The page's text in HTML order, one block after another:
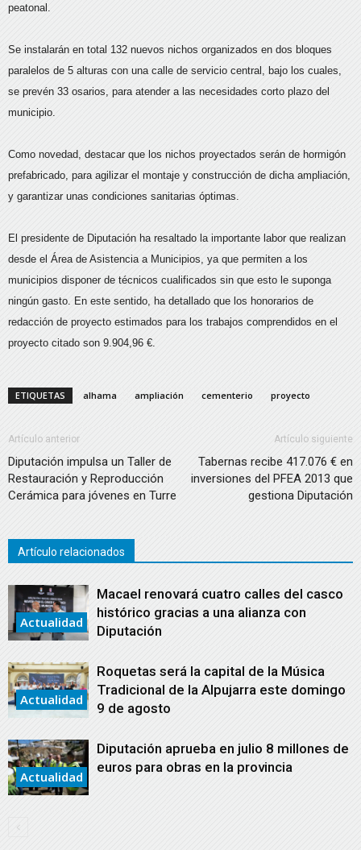
peatonal.
Se instalarán en total 132 nuevos nichos organizados en dos bloques
paralelos de 5 alturas con una calle de servicio central, bajo los cuales,
se prevén 33 osarios, para atender a las necesidades corto plazo del
municipio.
Como novedad, destacar que los nichos proyectados serán de hormigón
prefabricado, para agilizar el montaje y construcción de dicha ampliación,
y garantizar unas condiciones sanitarias óptimas.
El presidente de Diputación ha resaltado la importante labor que realizan
desde el Área de Asistencia a Municipios, ya que permiten a los
municipios disponer de técnicos cualificados sin que esto le suponga
ningún gasto. En este sentido, ha detallado que los honorarios de
redacción de proyecto estimados para los trabajos comprendidos en el
proyecto citado son 9.904,96 €.
ETIQUETAS alhama ampliación cementerio proyecto
Artículo anterior
Diputación impulsa un Taller de
Restauración y Reproducción
Cerámica para jóvenes en Turre
Artículo siguiente
Tabernas recibe 417.076 € en
inversiones del PFEA 2013 que
gestiona Diputación
Artículo relacionados
Actualidad
Macael renovará cuatro calles del casco
histórico gracias a una alianza con
Diputación
Actualidad
Roquetas será la capital de la Música
Tradicional de la Alpujarra este domingo
9 de agosto
Actualidad
Diputación aprueba en julio 8 millones de
euros para obras en la provincia